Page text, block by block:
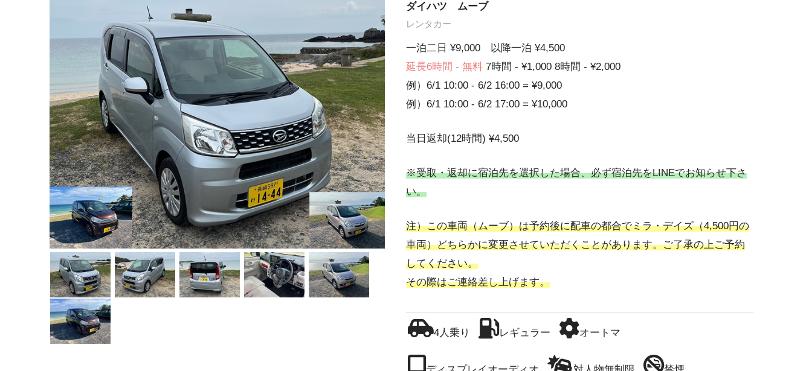
ダイハツ ムーブ
レンタカー
一泊二日 ¥9,000 以降一泊 ¥4,500
延長6時間 - 無料 7時間 - ¥1,000 8時間 - ¥2,000
例）6/1 10:00 - 6/2 16:00 = ¥9,000
例）6/1 10:00 - 6/2 17:00 = ¥10,000
当日返却(12時間) ¥4,500
※受取・返却に宿泊先を選択した場合、必ず宿泊先をLINEでお知らせ下さ
い。
注）この車両（ムーブ）は予約後に配車の都合でミラ・デイズ（4,500円の
車両）どちらかに変更させていただくことがあります。ご了承の上ご予約
してください。
その際はご連絡差し上げます。
4人乗り レギュラー オートマ